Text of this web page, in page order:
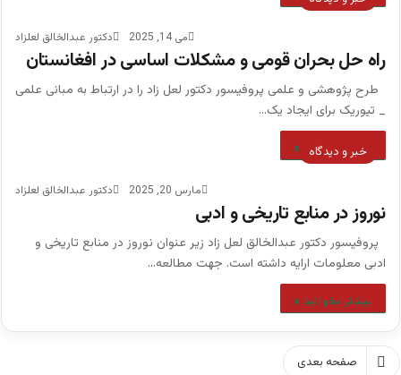
دکتور عبدالخالق لعلزاد می 14, 2025
راه حل بحران قومی و مشکلات اساسی در افغانستان
طرح پژوهشی و علمی پروفیسور دکتور لعل زاد را در ارتباط به مبانی علمی
_ تیوریک برای ایجاد یک…
بیشتر بخوانید »
خبر و دیدگاه
دکتور عبدالخالق لعلزاد مارس 20, 2025
نوروز در منابع تاریخی و ادبی
پروفیسور دکتور عبدالخالق لعل زاد زیر عنوان نوروز در منابع تاریخی و
ادبی معلومات ارایه داشته است. جهت مطالعه…
بیشتر بخوانید »
صفحه بعدی